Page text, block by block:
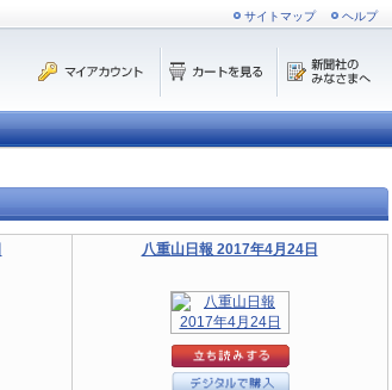
サイトマップ ヘルプ
八重山日報 2017年4月24日